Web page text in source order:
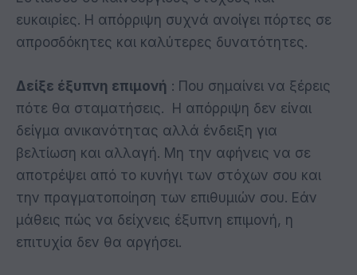
ευκαιρίες. Η απόρριψη συχνά ανοίγει πόρτες σε
απροσδόκητες και καλύτερες δυνατότητες.
Δείξε έξυπνη επιμονή : Που σημαίνει να ξέρεις
πότε θα σταματήσεις. Η απόρριψη δεν είναι
δείγμα ανικανότητας αλλά ένδειξη για
βελτίωση και αλλαγή. Μη την αφήνεις να σε
αποτρέψει από το κυνήγι των στόχων σου και
την πραγματοποίηση των επιθυμιών σου. Εάν
μάθεις πώς να δείχνεις έξυπνη επιμονή, η
επιτυχία δεν θα αργήσει.